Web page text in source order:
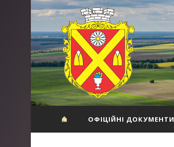
ОФІЦІЙНІ ДОКУМЕНТИ